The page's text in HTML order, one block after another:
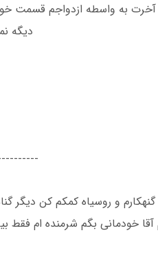
آخرت به واسطه ازدواجم
دیگه
و روسیاه کمکم کن دیگر
خودمانی بگم شرمنده ام فقط